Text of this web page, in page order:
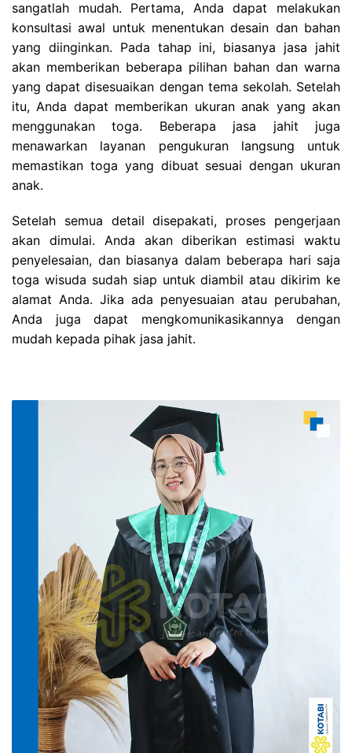
sangatlah mudah. Pertama, Anda dapat melakukan
konsultasi awal untuk menentukan desain dan bahan
yang diinginkan. Pada tahap ini, biasanya jasa jahit
akan memberikan beberapa pilihan bahan dan warna
yang dapat disesuaikan dengan tema sekolah. Setelah
itu, Anda dapat memberikan ukuran anak yang akan
menggunakan toga. Beberapa jasa jahit juga
menawarkan layanan pengukuran langsung untuk
memastikan toga yang dibuat sesuai dengan ukuran
anak.
Setelah semua detail disepakati, proses pengerjaan
akan dimulai. Anda akan diberikan estimasi waktu
penyelesaian, dan biasanya dalam beberapa hari saja
toga wisuda sudah siap untuk diambil atau dikirim ke
alamat Anda. Jika ada penyesuaian atau perubahan,
Anda juga dapat mengkomunikasikannya dengan
mudah kepada pihak jasa jahit.